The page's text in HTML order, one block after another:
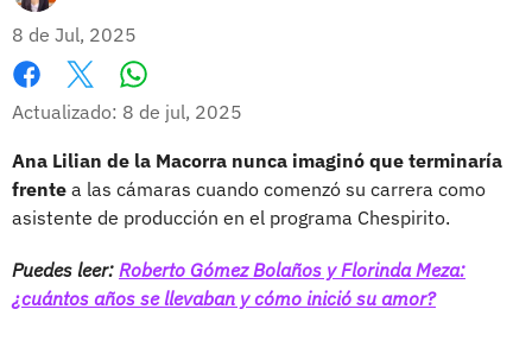
8 de Jul, 2025
Facebook
X
Actualizado: 8 de jul, 2025
Ana Lilian de la Macorra nunca imaginó que terminaría
frente a las cámaras cuando comenzó su carrera como
asistente de producción en el programa Chespirito.
Puedes leer: Roberto Gómez Bolaños y Florinda Meza:
¿cuántos años se llevaban y cómo inició su amor?